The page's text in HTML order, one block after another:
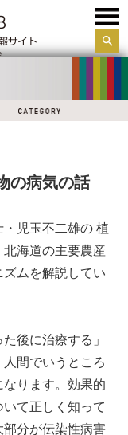
サイ
の病気の話
児玉不二雄の 植
海道の主要農産
ムを解説してい
後に治療する」
間でいうところ
ります。効果的
て正しく知って
分が伝染性病害